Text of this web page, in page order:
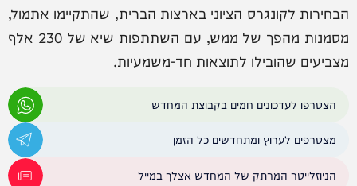
הבחירות לקונגרס הציוני בארצות הברית, שהתקיימו אתמול,
מסמנות מהפך של ממש, עם השתתפות שיא של 230 אלף
מצביעים שהובילו לתוצאות חד-משמעיות.
הצטרפו לעדכונים חמים בקבוצת המחדש
מצטרפים לערוץ ומתחדשים כל הזמן
הניוזלייטר המרתק של המחדש אצלך במייל